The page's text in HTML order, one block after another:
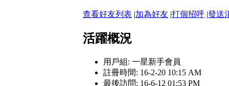
查看好友列表 |加為好友 |打個招呼 |發送
活躍概況
用戶組: 一星新手會員
註冊時間: 16-2-20 10:15 AM
最後訪問: 16-6-12 01:53 PM